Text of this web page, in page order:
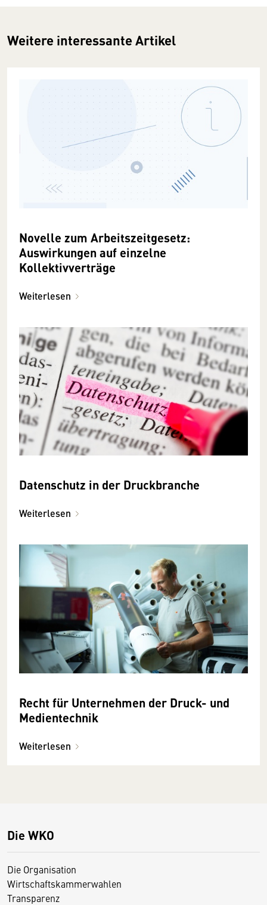
Weitere interessante Artikel
Novelle zum Arbeitszeitgesetz:
Auswirkungen auf einzelne
Kollektivverträge
Weiterlesen
Datenschutz in der Druckbranche
Weiterlesen
Recht für Unternehmen der Druck- und
Medientechnik
Weiterlesen
Die WKO
Die Organisation
Wirtschaftskammerwahlen
Transparenz